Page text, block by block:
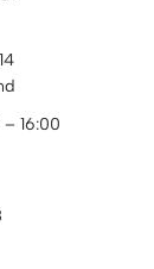
16:00